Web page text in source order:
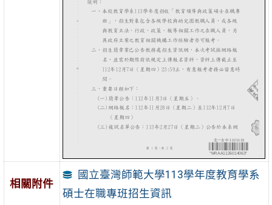
相關附件
國立臺灣師範大學113學年度教育學系
碩士在職專班招生資訊